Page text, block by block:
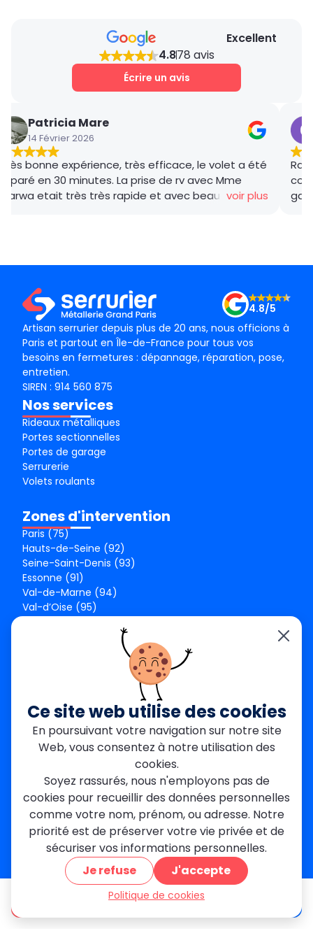
Excellent
4.878 avis
Écrire un avis
Patricia Mare
14 Février 2026
Très bonne expérience, très efficace, le volet a été
réparé en 30 minutes. La prise de rv avec Mme
Marwa etait très très rapide et avec beaucoup de
voir plus
Artisan serrurier depuis plus de 20 ans, nous officions à
Paris et partout en Île-de-France pour tous vos
besoins en fermetures : dépannage, réparation, pose,
entretien.
4.8/5
SIREN : 914 560 875
Nos services
Rideaux métalliques
Portes sectionnelles
Portes de garage
Serrurerie
Volets roulants
Zones d'intervention
Paris (75)
Hauts-de-Seine (92)
Seine-Saint-Denis (93)
Essonne (91)
Val-de-Marne (94)
Val-d’Oise (95)
Seine-Saint-Denis
Garges-lès-Gonesse
Val-de-Marne
Dourdan
Mantes-la-Jolie
Créteil
Seine-et-Marne
Contact
01 84 24 42 80
contact@metallerie-grand-paris.com
46 bis Av. du Maine, 75015 Paris
Devis gratuit
Ce site web utilise des cookies
En poursuivant votre navigation sur notre site
Web, vous consentez à notre utilisation des
cookies.
Soyez rassurés, nous n'employons pas de
cookies pour recueillir des données personnelles
comme votre nom, prénom, ou adresse. Notre
priorité est de préserver votre vie privée et de
sécuriser vos informations personnelles.
Je refuse
J'accepte
Politique de cookies